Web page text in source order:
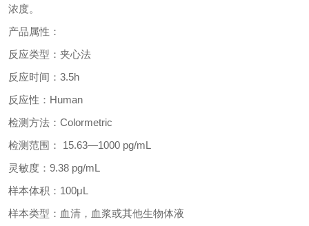
浓度。
产品属性：
反应类型：夹心法
反应时间： 3.5h
反应性： Human
检测方法： Colormetric
检测范围：
15.63—1000 pg/mL
灵敏度： 9.38 pg/mL
样本体积： 100μL
样本类型：血清，血浆或其他生物体液